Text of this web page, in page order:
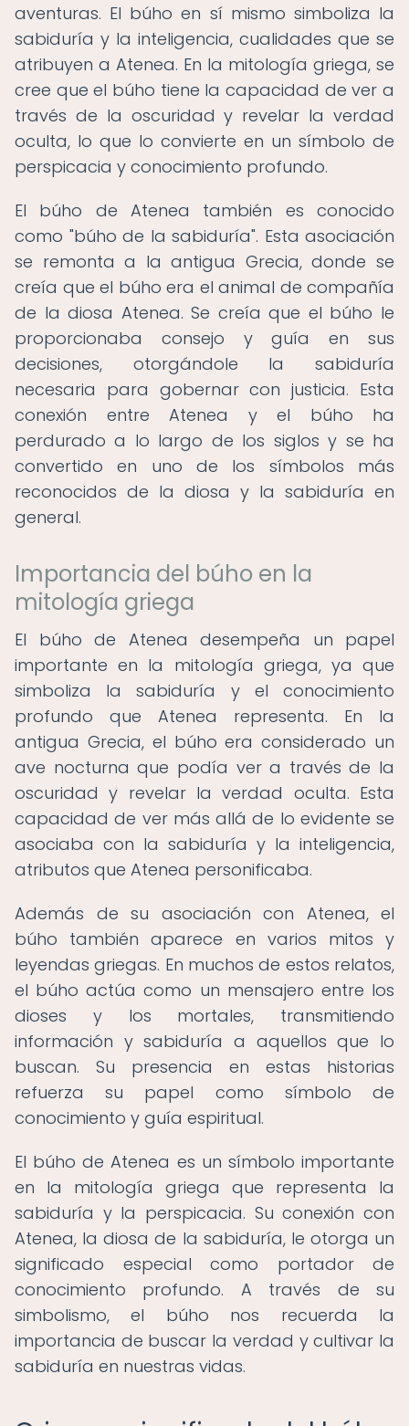
aventuras. El búho en sí mismo simboliza la
sabiduría y la inteligencia, cualidades que se
atribuyen a Atenea. En la mitología griega, se
cree que el búho tiene la capacidad de ver a
través de la oscuridad y revelar la verdad
oculta, lo que lo convierte en un símbolo de
perspicacia y conocimiento profundo.
El búho de Atenea también es conocido
como "búho de la sabiduría". Esta asociación
se remonta a la antigua Grecia, donde se
creía que el búho era el animal de compañía
de la diosa Atenea. Se creía que el búho le
proporcionaba consejo y guía en sus
decisiones, otorgándole la sabiduría
necesaria para gobernar con justicia. Esta
conexión entre Atenea y el búho ha
perdurado a lo largo de los siglos y se ha
convertido en uno de los símbolos más
reconocidos de la diosa y la sabiduría en
general.
Importancia del búho en la
mitología griega
El búho de Atenea desempeña un papel
importante en la mitología griega, ya que
simboliza la sabiduría y el conocimiento
profundo que Atenea representa. En la
antigua Grecia, el búho era considerado un
ave nocturna que podía ver a través de la
oscuridad y revelar la verdad oculta. Esta
capacidad de ver más allá de lo evidente se
asociaba con la sabiduría y la inteligencia,
atributos que Atenea personificaba.
Además de su asociación con Atenea, el
búho también aparece en varios mitos y
leyendas griegas. En muchos de estos relatos,
el búho actúa como un mensajero entre los
dioses y los mortales, transmitiendo
información y sabiduría a aquellos que lo
buscan. Su presencia en estas historias
refuerza su papel como símbolo de
conocimiento y guía espiritual.
El búho de Atenea es un símbolo importante
en la mitología griega que representa la
sabiduría y la perspicacia. Su conexión con
Atenea, la diosa de la sabiduría, le otorga un
significado especial como portador de
conocimiento profundo. A través de su
simbolismo, el búho nos recuerda la
importancia de buscar la verdad y cultivar la
sabiduría en nuestras vidas.